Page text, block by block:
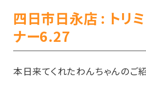
四日市日永店 : トリ
ナー6.27
本日来てくれたわんちゃんのご